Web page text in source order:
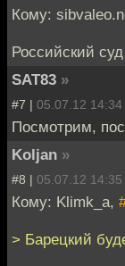
Кому:
Российский
SAT83 »
#7 | 05.07.12 14:34
Посмотрим,
Koljan »
#8 | 05.07.12 14:35
Кому: Klimk_a,
> Барецкий